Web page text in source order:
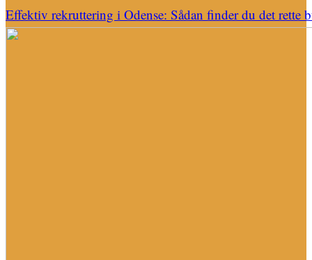
Effektiv rekruttering i Odense: Sådan finder du det rette